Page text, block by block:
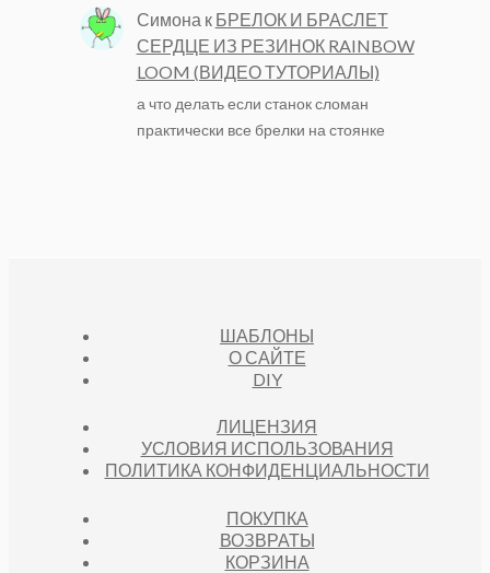
Симона к БРЕЛОК И БРАСЛЕТ
СЕРДЦЕ ИЗ РЕЗИНОК RAINBOW
LOOM (ВИДЕО ТУТОРИАЛЫ)
а что делать если станок сломан
практически все брелки на стоянке
ШАБЛОНЫ
О САЙТЕ
DIY
ЛИЦЕНЗИЯ
УСЛОВИЯ ИСПОЛЬЗОВАНИЯ
ПОЛИТИКА КОНФИДЕНЦИАЛЬНОСТИ
ПОКУПКА
ВОЗВРАТЫ
КОРЗИНА